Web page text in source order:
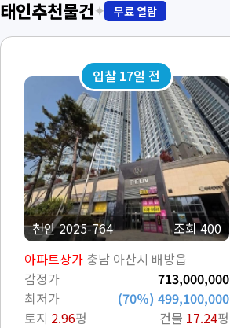
울산 9계
35 건
광주 3계
28 건
대전 8계
14 건
태인추천물건✦ 무료 열람
입찰 17일 전
천안 2025-764
조회 400
아파트상가 충남 아산시 배방읍
감정가
713,000,000
최저가
(70%) 499,100,000
토지 2.96평 건물 17.24평